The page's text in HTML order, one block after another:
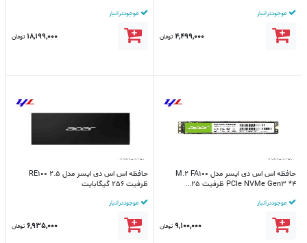
موجود در انبار
4,499,000 تومان
موجود در انبار
18,199,000 تومان
حافظه اس اس دی ایسر مدل M.2 FA100
PCIe NVMe Gen3 *4 ظرفیت 25...
موجود در انبار
9,100,000 تومان
حافظه اس اس دی ایسر مدل RE100 2.5
ظرفیت 256 گیگابایت
موجود در انبار
6,935,000 تومان